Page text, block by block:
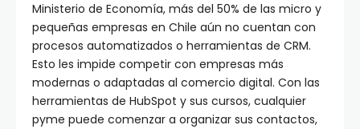
Ministerio de Economía, más del 50% de las micro y
pequeñas empresas en Chile aún no cuentan con
procesos automatizados o herramientas de CRM.
Esto les impide competir con empresas más
modernas o adaptadas al comercio digital. Con las
herramientas de HubSpot y sus cursos, cualquier
pyme puede comenzar a organizar sus contactos,